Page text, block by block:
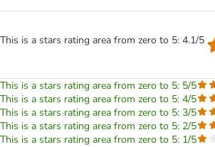
This is a stars rating area from zero to 5: 4.1/5
This is a stars rating area from zero to 5: 5/5
This is a stars rating area from zero to 5: 4/5
This is a stars rating area from zero to 5: 3/5
This is a stars rating area from zero to 5: 2/5
This is a stars rating area from zero to 5: 1/5